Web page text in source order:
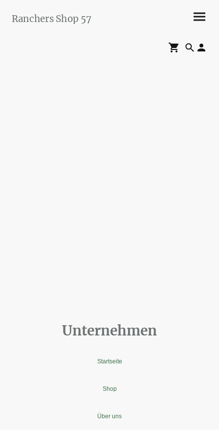
Ranchers Shop 57
Unternehmen
Startseite
Shop
Über uns